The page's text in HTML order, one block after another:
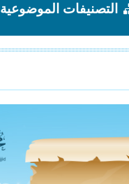
التصنيفات الموضوعية